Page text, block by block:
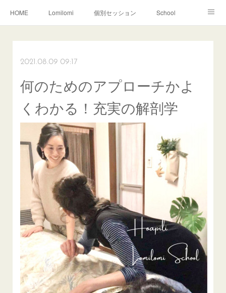
HOME Lomilomi 個別セッション School
School無料説明会
2021.08.09 09:17
何のためのアプローチかよ
くわかる！充実の解剖学